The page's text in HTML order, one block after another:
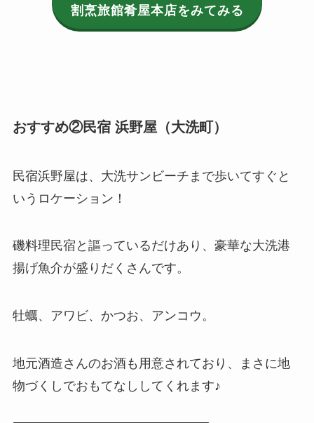
割烹旅館肴屋本店をみてみる
おすすめ②民宿 浜野屋（大洗町）
民宿浜野屋は、大洗サンビーチまで歩いてすぐと
いうロケーション！
磯料理民宿と謳っているだけあり、豪華な大洗港
揚げ魚介が盛りだくさんです。
牡蠣、アワビ、かつお、アンコウ。
地元酒造さんのお酒も用意されており、まさに地
物づくしでおもてなししてくれます♪